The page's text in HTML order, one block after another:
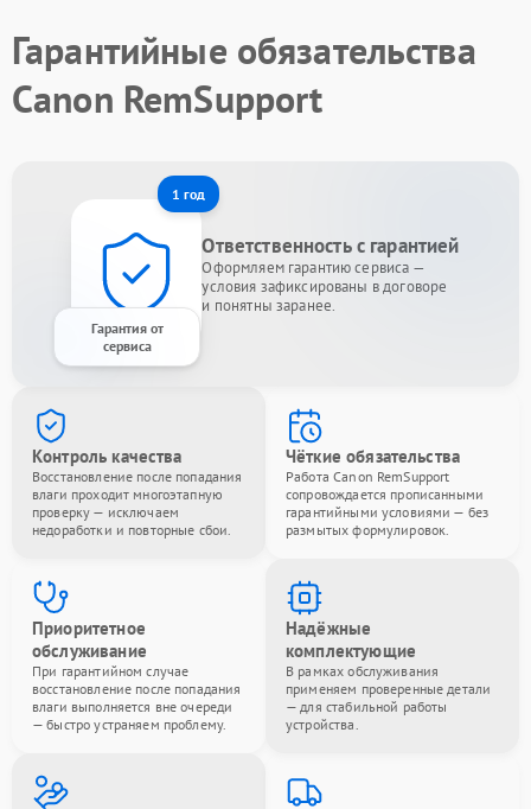
Гарантийные обязательства
Canon RemSupport
1 год
Гарантия от
сервиса
Ответственность с гарантией
Оформляем гарантию сервиса —
условия зафиксированы в договоре
и понятны заранее.
Контроль качества
Восстановление после попадания
влаги проходит многоэтапную
проверку — исключаем
недоработки и повторные сбои.
Чёткие обязательства
Работа Canon RemSupport
сопровождается прописанными
гарантийными условиями — без
размытых формулировок.
Приоритетное
обслуживание
При гарантийном случае
восстановление после попадания
влаги выполняется вне очереди
— быстро устраняем проблему.
Надёжные
комплектующие
В рамках обслуживания
применяем проверенные детали
— для стабильной работы
устройства.